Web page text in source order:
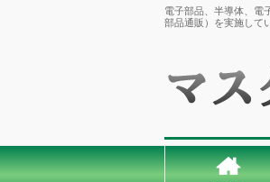
電子部品、半導体、電
部品通販）を実施して